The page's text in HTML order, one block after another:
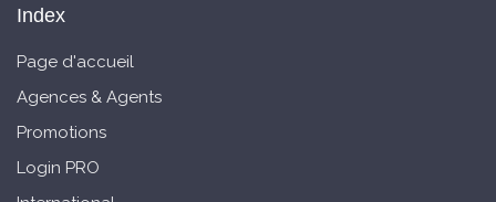
Index
Page d'accueil
Agences & Agents
Promotions
Login PRO